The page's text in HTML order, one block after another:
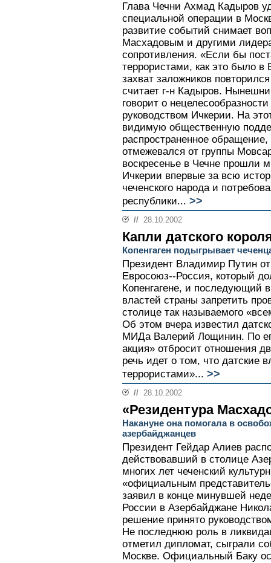
Глава Чечни Ахмад Кадыров
специальной операции в
развитие событий снимает
Масхадовым и другими
сопротивления. «Если бы
террористами, как это было в
захват заложников
считает г-н Кадыров.
говорит о
руководством Ичкерии. На
видимую общественную
распространенное
отмежевался от группы
воскресенье в Чечне прошли
Ичкерии впервые за всю
чеченского народа и
республики... >>
// 28.10.2002
Капли датского
Копенгаген подыгрывает
Президент Владимир Путин
Евросоюз--Россия, который
Копенгагене, и последующий
властей страны запретить
столице так называемого
Об этом вчера известил
МИДа Валерий Лощинин. По
акция» отбросит отношения
речь идет о том, что датские
террористами»... >>
// 28.10.2002
«Резидентура
Накануне она помогала в
азербайджанцев
Президент Гейдар Алиев
действовавший в столице
многих лет чеченский
«официальным
заявил в конце минувшей
России в Азербайджане
решение принято
Не последнюю роль в
отметил дипломат, сыграли
Москве. Официальный Баку